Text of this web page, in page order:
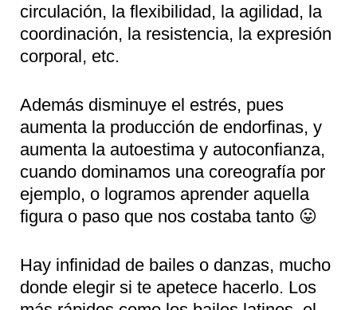
circulación, la flexibilidad, la agilidad, la
coordinación, la resistencia, la expresión
corporal, etc.
Además disminuye el estrés, pues
aumenta la producción de endorfinas, y
aumenta la autoestima y autoconfianza,
cuando dominamos una coreografía por
ejemplo, o logramos aprender aquella
figura o paso que nos costaba tanto 😛
Hay infinidad de bailes o danzas, mucho
donde elegir si te apetece hacerlo. Los